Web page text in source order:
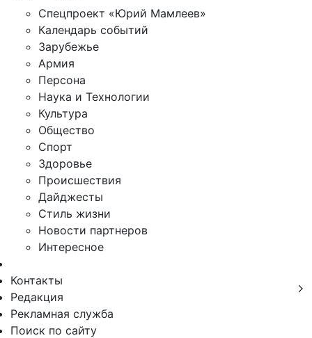
Спецпроект «Юрий Мамлеев»
Календарь событий
Зарубежье
Армия
Персона
Наука и Технологии
Культура
Общество
Спорт
Здоровье
Происшествия
Дайджесты
Стиль жизни
Новости партнеров
Интересное
Контакты
Редакция
Рекламная служба
Поиск по сайту